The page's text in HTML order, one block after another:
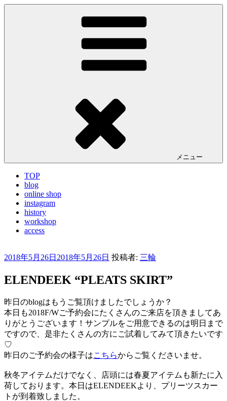
コ
LA VILLA ROUGE Blog
メニュー
TOP
blog
online shop
instagram
history
workshop
access
投
日:
2018年5月26日 2018年5月26日 投稿者: 三輪
ELENDEEK “PLEATS SKIRT”
昨日のblogはもうご覧頂けましたでしょうか？
本日も2018F/Wご予約会にたくさんのご来店を頂きましてあ
りがとうございます！サンプルをご用意できるのは明日まで
ですので、是非たくさんの方にご試着してみて頂きたいです
♡
昨日のご予約会の様子はこちらからご覧くださいませ。
秋冬アイテムだけでなく、店頭には春夏アイテムも新たに入
荷しております。本日はELENDEEKより、プリーツスカー
トが到着致しました。